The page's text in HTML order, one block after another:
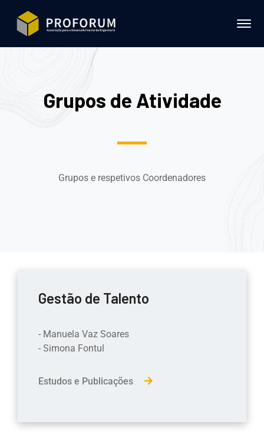
Grupos de Atividade
Grupos e respetivos Coordenadores
Gestão de Talento
- Manuela Vaz Soares
- Simona Fontul
Estudos e Publicações